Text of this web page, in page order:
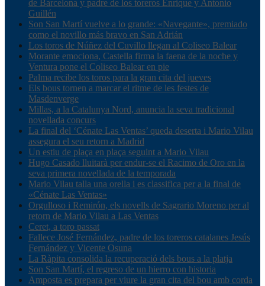
de Barcelona y padre de los toreros Enrique y Antonio
Guillén
Son San Martí vuelve a lo grande: «Navegante», premiado
como el novillo más bravo en San Adrián
Los toros de Núñez del Cuvillo llegan al Coliseo Balear
Morante emociona, Castella firma la faena de la noche y
Ventura pone el Coliseo Balear en pie
Palma recibe los toros para la gran cita del jueves
Els bous tornen a marcar el ritme de les festes de
Masdenverge
Millas, a la Catalunya Nord, anuncia la seva tradicional
novellada concurs
La final del ‘Cénate Las Ventas’ queda deserta i Mario Vilau
assegura el seu retorn a Madrid
Un estiu de plaça en plaça seguint a Mario Vilau
Hugo Casado lluitarà per endur-se el Racimo de Oro en la
seva primera novellada de la temporada
Mario Vilau talla una orella i es classifica per a la final de
«Cénate Las Ventas»
Orgulloso i Remirón, els novells de Sagrario Moreno per al
retorn de Mario Vilau a Las Ventas
Ceret, a toro passat
Fallece José Fernández, padre de los toreros catalanes Jesús
Fernández y Vicente Osuna
La Ràpita consolida la recuperació dels bous a la platja
Son San Martí, el regreso de un hierro con historia
Amposta es prepara per viure la gran cita del bou amb corda